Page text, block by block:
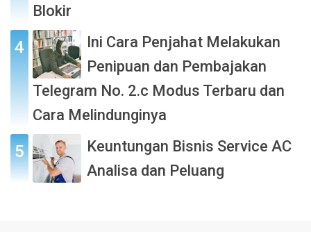
Blokir
Ini Cara Penjahat Melakukan
Penipuan dan Pembajakan
Telegram No. 2.c Modus Terbaru dan
Cara Melindunginya
Keuntungan Bisnis Service AC
Analisa dan Peluang